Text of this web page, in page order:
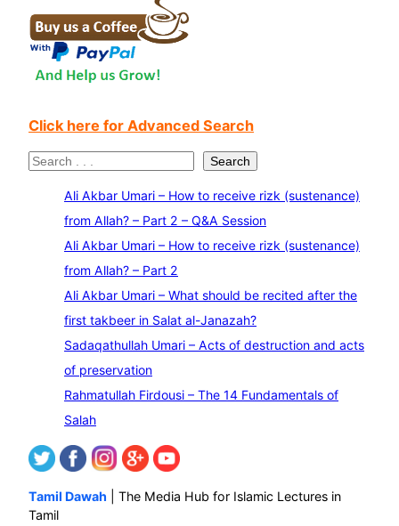
Click here for Advanced Search
S
Search
Ali Akbar Umari – How to receive rizk (sustenance)
from Allah? – Part 2 – Q&A Session
Ali Akbar Umari – How to receive rizk (sustenance)
from Allah? – Part 2
Ali Akbar Umari – What should be recited after the
first takbeer in Salat al-Janazah?
Sadaqathullah Umari – Acts of destruction and acts
of preservation
Rahmatullah Firdousi – The 14 Fundamentals of
Salah
Tamil Dawah | The Media Hub for Islamic Lectures in
Tamil